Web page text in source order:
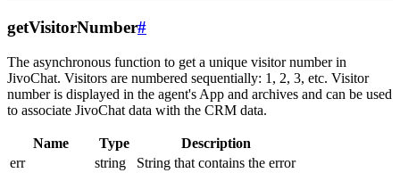
getVisitorNumber#
The asynchronous function to get a unique visitor number in
JivoChat. Visitors are numbered sequentially: 1, 2, 3, etc. Visitor
number is displayed in the agent's App and archives and can be used
to associate JivoChat data with the CRM data.
Name Type
Description
err
string
String that contains the error